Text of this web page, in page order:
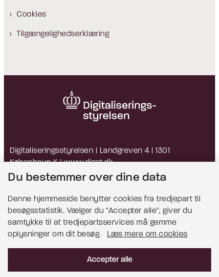
Cookies
Tilgængelighedserklæring
Digitaliseringsstyrelsen | Landgreven 4 | 1301
København K |www.digst.dk
EAN: 5798009814203 | CVR: 34051178
Bemærk!
Du bestemmer over dine data
Denne hjemmeside benytter cookies fra tredjepart til
besøgsstatistik. Vælger du ''Accepter alle'', giver du
samtykke til at tredjepartsservices må gemme
oplysninger om dit besøg.
Læs mere om cookies
Accepter alle